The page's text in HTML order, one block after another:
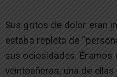
Sus gritos de dolor eran
estaba repleta de
sus ociosidades. Éramos
veinteañeras, una de